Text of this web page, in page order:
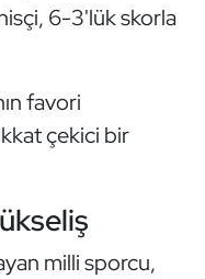
6-3'lük skorla
favori
çekici bir
milli sporcu,